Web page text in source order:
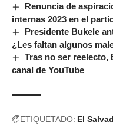
Renuncia de
internas 2023 en el
Presidente Bukele
¿Les faltan algunos
Tras no ser reelecto,
canal de YouTube
ETIQUETADO: El